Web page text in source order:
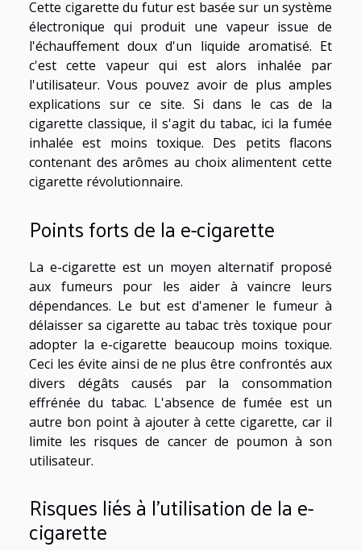
Cette cigarette du futur est basée sur un système
électronique qui produit une vapeur issue de
l'échauffement doux d'un liquide aromatisé. Et
c'est cette vapeur qui est alors inhalée par
l'utilisateur. Vous pouvez avoir de plus amples
explications sur ce site. Si dans le cas de la
cigarette classique, il s'agit du tabac, ici la fumée
inhalée est moins toxique. Des petits flacons
contenant des arômes au choix alimentent cette
cigarette révolutionnaire.
Points forts de la e-cigarette
La e-cigarette est un moyen alternatif proposé
aux fumeurs pour les aider à vaincre leurs
dépendances. Le but est d'amener le fumeur à
délaisser sa cigarette au tabac très toxique pour
adopter la e-cigarette beaucoup moins toxique.
Ceci les évite ainsi de ne plus être confrontés aux
divers dégâts causés par la consommation
effrénée du tabac. L'absence de fumée est un
autre bon point à ajouter à cette cigarette, car il
limite les risques de cancer de poumon à son
utilisateur.
Risques liés à l'utilisation de la e-
cigarette